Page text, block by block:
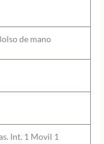
de mano
Int. 1 Movil 1